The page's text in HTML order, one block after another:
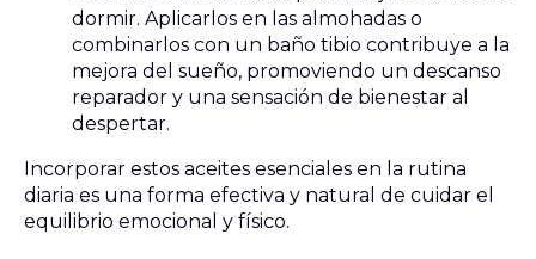
dormir. Aplicarlos en las almohadas o
combinarlos con un baño tibio contribuye a la
mejora del sueño, promoviendo un descanso
reparador y una sensación de bienestar al
despertar.
Incorporar estos aceites esenciales en la rutina
diaria es una forma efectiva y natural de cuidar el
equilibrio emocional y físico.